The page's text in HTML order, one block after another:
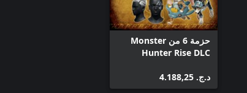
حزمة 6 من Monster
Hunter Rise DLC
د.ج.‏ 4.188,25